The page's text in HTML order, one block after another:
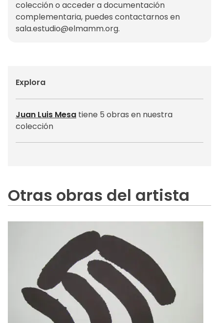
colección o acceder a documentación
complementaria, puedes contactarnos en
sala.estudio@elmamm.org.
Explora
Juan Luis Mesa tiene 5 obras en nuestra
colección
Otras obras del artista